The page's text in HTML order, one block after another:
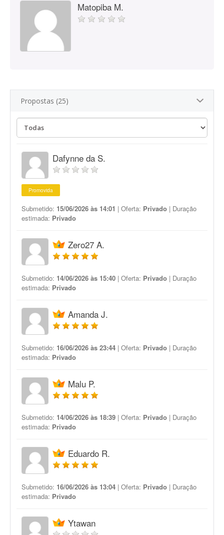
Matopiba M.
Propostas (25)
Dafynne da S.
Promovida
Submetido: 15/06/2026 às 14:01 | Oferta: Privado | Duração
estimada: Privado
Zero27 A.
Submetido: 14/06/2026 às 15:40 | Oferta: Privado | Duração
estimada: Privado
Amanda J.
Submetido: 16/06/2026 às 23:44 | Oferta: Privado | Duração
estimada: Privado
Malu P.
Submetido: 14/06/2026 às 18:39 | Oferta: Privado | Duração
estimada: Privado
Eduardo R.
Submetido: 16/06/2026 às 13:04 | Oferta: Privado | Duração
estimada: Privado
Ytawan